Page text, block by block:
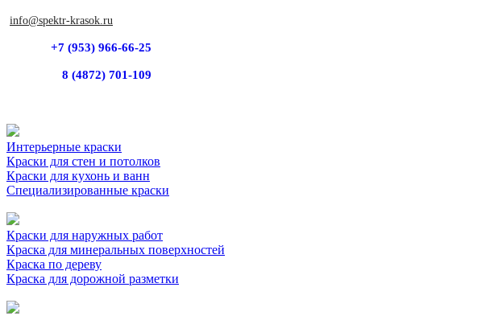
info@spektr-krasok.ru
+7 (953) 966-66-25
8 (4872) 701-109
Интерьерные краски
Краски для стен и потолков
Краски для кухонь и ванн
Специализированные краски
Краски для наружных работ
Краска для минеральных поверхностей
Краска по дереву
Краска для дорожной разметки